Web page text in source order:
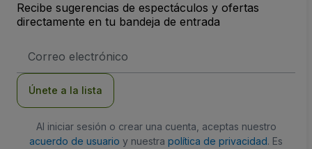
Recibe sugerencias de espectáculos y ofertas
directamente en tu bandeja de entrada
de
Únete a la lista
Al iniciar sesión o crear una cuenta, aceptas nuestro
acuerdo de usuario y nuestra política de privacidad. Es